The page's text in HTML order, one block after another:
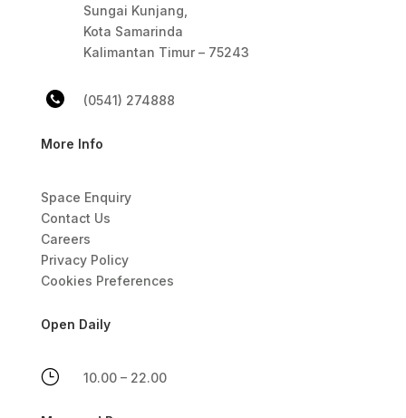
Sungai Kunjang,
Kota Samarinda
Kalimantan Timur – 75243
(0541) 274888
More Info
Space Enquiry
Contact Us
Careers
Privacy Policy
Cookies Preferences
Open Daily
} 10.00 – 22.00